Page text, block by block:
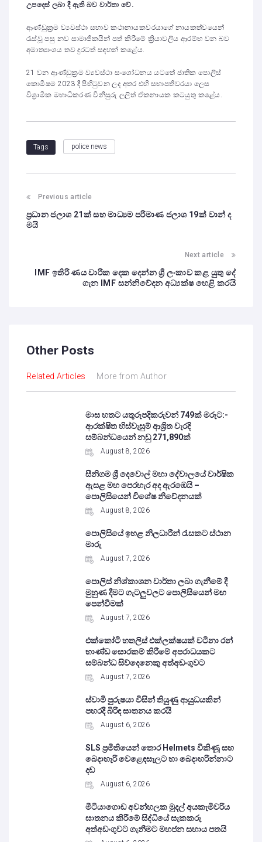
උපදෙස් ලබා දී ඇති බව වාර්තා වේ.
ආණ්ඩුක්‍රම ව්‍යවස්ථා සභාව කථානායකවරයාගේ නායකත්වයෙන්
රැස්වූ පසු නව සාමාජිකයින් පත් කිරීමේ ක්‍රියාවලිය ආරම්භ වන බව
අමාත්‍යාංශය තව දුරටත් සඳහන් කළේය.
21 වන ආණ්ඩුක්‍රම ව්‍යවස්ථා සංශෝධනය යටතේ ජාතික පොලිස්
කොමිෂම 2023 දී පිහිටුවන ලද අතර එහි සභාපතිවරයා ලෙස
විශ්‍රාමික මහාධිකරණ විනිසුරු ලලිත් ඒකනායක කටයුතු කළේය.
Tags police news
Previous article
ප්‍රධාන ජලාශ 21ක් සහ මාධ්‍යම පරිමාණ ජලාශ 19ක් වාන් ද
මයි
Next article
IMF ඉතිරි ණය වාරික දෙක දෙන්න ශ්‍රී ලංකාව කළ යුතු දේ
ගැන IMF සන්නිවේදන අධ්‍යක්ෂ හෙළි කරයි
Other Posts
Related Articles More from Author
මාස හතට යතුරුපදිකරුවන් 749ක් මරුට:-
ආරක්ෂිත හිස්වැසුම් ආශ්‍රිත වැරදි
සම්බන්ධයෙන් නඩු 271,890ක්
August 8, 2026
සීනිගම ශ්‍රී දෙවොල් මහා දේවාලයේ වාර්ෂික
ඇසළ මහ පෙරහැර අද ඇරඹෙයි –
පොලිසියෙන් විශේෂ නිවේදනයක්
August 8, 2026
පොලිසියේ ඉහළ නිලධාරීන් රැසකට ස්ථාන
මාරු
August 7, 2026
පොලිස් නිශ්කාශන වාර්තා ලබා ගැනීමේ දී
මුහුණ දීමට ගැටලුවලට පොලිසියෙන් මඟ
පෙන්වීමක්
August 7, 2026
එක්කෝටි හතලිස් එක්ලක්ෂයක් වටිනා රන්
භාණ්ඩ සොරකම් කිරීමේ අපරාධයකට
සම්බන්ධ සිව්දෙනෙකු අත්අඩංගුවට
August 7, 2026
ස්වාමි පුරුෂයා විසින් තියුණු ආයුධයකින්
පහරදී බිරිඳ ඝාතනය කරයි
August 6, 2026
SLS ප්‍රමිතියෙන් තොර Helmets විකිණූ සහ
බෙදාහැරි වෙළෙඳසැලට හා බෙදාහරින්නාට
දඩ
August 6, 2026
මීටියාගොඩ අවන්හලක මුදල් අයකැමිවරිය
ඝාතනය කිරීමේ සිද්ධියේ සැකකරු
අත්අඩංගුවට ගැනීමට මහජන සහාය පතයි